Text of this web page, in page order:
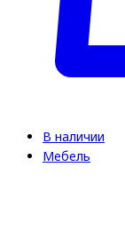
В наличии
Мебель